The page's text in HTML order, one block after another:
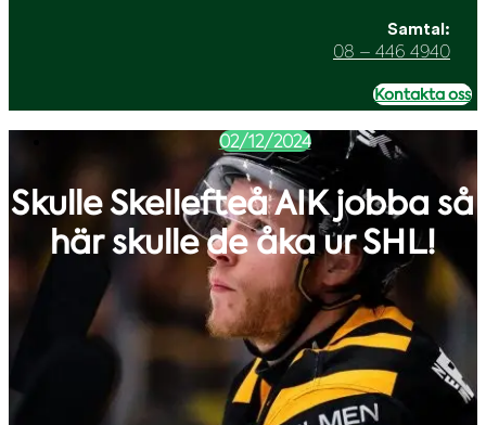
Samtal:
08 – 446 4940
Kontakta oss
02/12/2024
Skulle Skellefteå AIK jobba så
här skulle de åka ur SHL!